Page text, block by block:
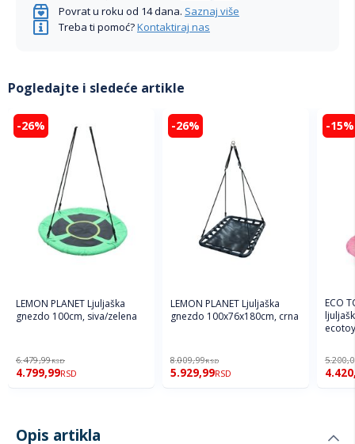
Povrat u roku od 14 dana. Saznaj više
Treba ti pomoć?Kontaktiraj nas
Pogledajte i sledeće artikle
-26%
LEMON PLANET Ljuljaška
gnezdo 100cm, siva/zelena
6.479,99RSD
4.799,99RSD
-26%
LEMON PLANET Ljuljaška
gnezdo 100x76x180cm, crna
8.009,99RSD
5.929,99RSD
-15%
ECO
Opis artikla